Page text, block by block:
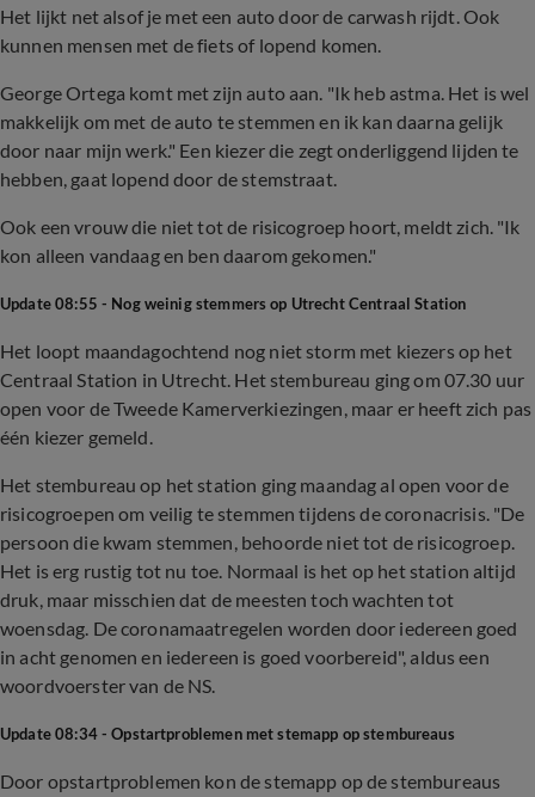
Het lijkt net alsof je met een auto door de carwash rijdt. Ook
kunnen mensen met de fiets of lopend komen.
George Ortega komt met zijn auto aan. "Ik heb astma. Het is wel
makkelijk om met de auto te stemmen en ik kan daarna gelijk
door naar mijn werk." Een kiezer die zegt onderliggend lijden te
hebben, gaat lopend door de stemstraat.
Ook een vrouw die niet tot de risicogroep hoort, meldt zich. "Ik
kon alleen vandaag en ben daarom gekomen."
Update 08:55 - Nog weinig stemmers op Utrecht Centraal Station
Het loopt maandagochtend nog niet storm met kiezers op het
Centraal Station in Utrecht. Het stembureau ging om 07.30 uur
open voor de Tweede Kamerverkiezingen, maar er heeft zich pas
één kiezer gemeld.
Het stembureau op het station ging maandag al open voor de
risicogroepen om veilig te stemmen tijdens de coronacrisis. "De
persoon die kwam stemmen, behoorde niet tot de risicogroep.
Het is erg rustig tot nu toe. Normaal is het op het station altijd
druk, maar misschien dat de meesten toch wachten tot
woensdag. De coronamaatregelen worden door iedereen goed
in acht genomen en iedereen is goed voorbereid", aldus een
woordvoerster van de NS.
Update 08:34 - Opstartproblemen met stemapp op stembureaus
Door opstartproblemen kon de stemapp op de stembureaus